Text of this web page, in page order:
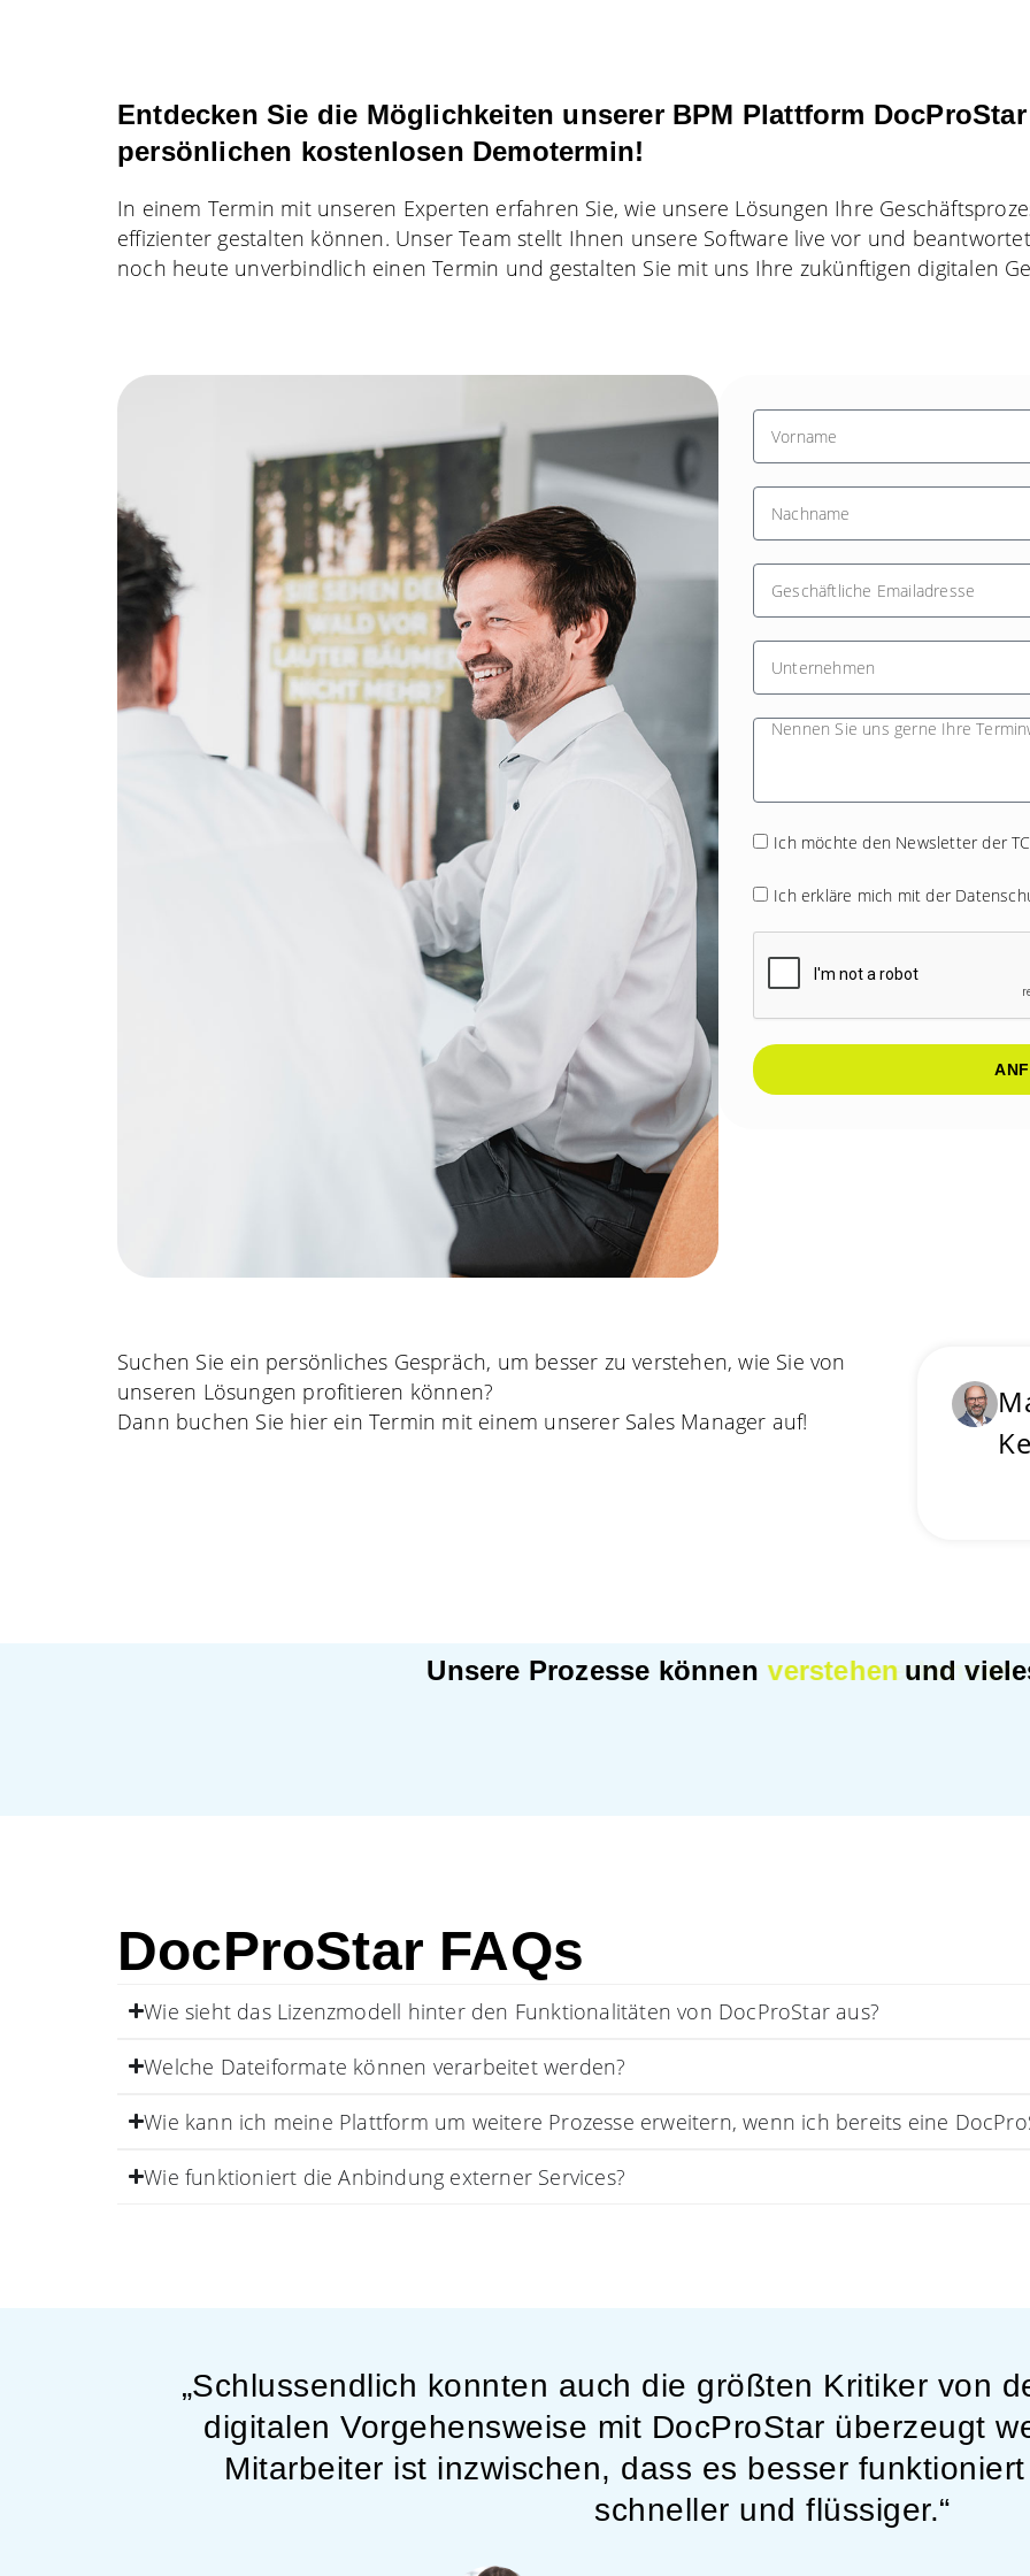
Entdecken Sie die Möglichkeiten unserer BPM Plattform
persönlichen kostenlosen Demotermin!
In einem Termin mit unseren Experten erfahren Sie, wie unsere Lösungen Ihre
effizienter gestalten können. Unser Team stellt Ihnen unsere Software live vor und
noch heute unverbindlich einen Termin und gestalten Sie mit uns Ihre zukünftigen digitalen
Ich möchte den Newsletter der
Ich erkläre mich mit der
Suchen Sie ein persönliches Gespräch, um besser zu verstehen, wie Sie von
unseren Lösungen profitieren können?
Dann buchen Sie hier ein Termin mit einem unserer Sales Manager auf!
Unsere Prozesse können verstehen und
DocProStar FAQs
Wie sieht das Lizenzmodell hinter den Funktionalitäten von DocProStar aus?
Welche Dateiformate können verarbeitet werden?
Wie kann ich meine Plattform um weitere Prozesse erweitern, wenn ich bereits eine
Wie funktioniert die Anbindung externer Services?
„Schlussendlich konnten auch die größten Kritiker von
digitalen Vorgehensweise mit DocProStar überzeugt
Mitarbeiter ist inzwischen, dass es besser
schneller und flüssiger.“